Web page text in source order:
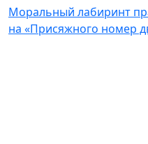
Моральный лабиринт
на «Присяжного номер